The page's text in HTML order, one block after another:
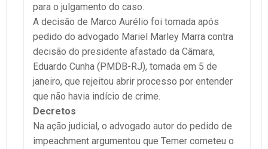
para o julgamento do caso.
A decisão de Marco Aurélio foi tomada após
pedido do advogado Mariel Marley Marra contra
decisão do presidente afastado da Câmara,
Eduardo Cunha (PMDB-RJ), tomada em 5 de
janeiro, que rejeitou abrir processo por entender
que não havia indício de crime.
Decretos
Na ação judicial, o advogado autor do pedido de
impeachment argumentou que Temer cometeu o